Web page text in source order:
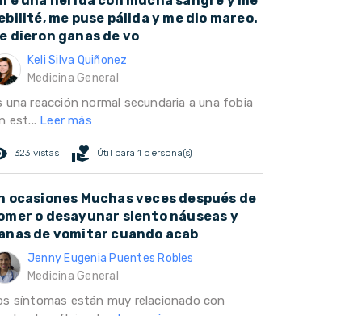
me puse pálida y me dio mareo.
dieron ganas de vo
Keli Silva Quiñonez
Medicina General
una reacción normal secundaria a una fobia
est... Leer más
323 vistas volunteer_activism Útil para 1 persona(s)
ocasiones Muchas veces después de
o desayunar siento náuseas y
de vomitar cuando acab
Jenny Eugenia Puentes Robles
Medicina General
síntomas están muy relacionado con